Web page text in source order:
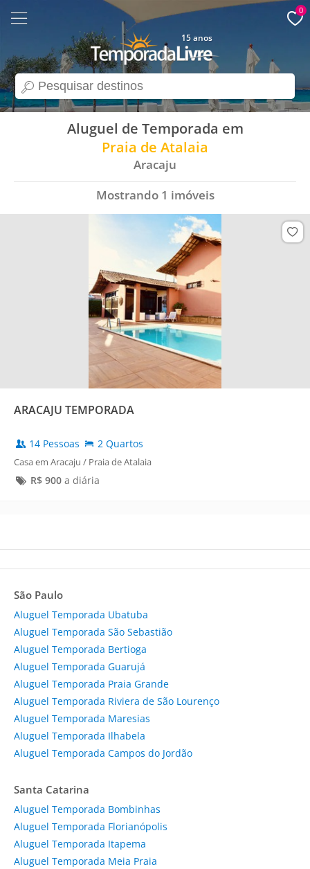
search
15 anos
0
Aluguel de Temporada em
Praia de Atalaia
Aracaju
Mostrando 1 imóveis
ARACAJU TEMPORADA
14 Pessoas 2 Quartos
Casa em Aracaju / Praia de Atalaia
R$ 900a diária
São Paulo
Aluguel Temporada Ubatuba
Aluguel Temporada São Sebastião
Aluguel Temporada Bertioga
Aluguel Temporada Guarujá
Aluguel Temporada Praia Grande
Aluguel Temporada Riviera de São Lourenço
Aluguel Temporada Maresias
Aluguel Temporada Ilhabela
Aluguel Temporada Campos do Jordão
Santa Catarina
Aluguel Temporada Bombinhas
Aluguel Temporada Florianópolis
Aluguel Temporada Itapema
Aluguel Temporada Meia Praia